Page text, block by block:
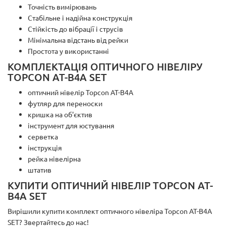
Точність вимірювань
Стабільне і надійна конструкція
Стійкість до вібрації і струсів
Мінімальна відстань від рейки
Простота у використанні
КОМПЛЕКТАЦІЯ ОПТИЧНОГО НІВЕЛІРУ
TOPCON AT-B4A SET
оптичний нівелір Topcon AT-B4A
футляр для переноски
кришка на об'єктив
інструмент для юстування
серветка
інструкція
рейка нівелірна
штатив
КУПИТИ ОПТИЧНИЙ НІВЕЛІР TOPCON AT-
B4A SET
Вирішили купити комплект оптичного нівеліра Topcon AT-B4A
SET? Звертайтесь до нас!